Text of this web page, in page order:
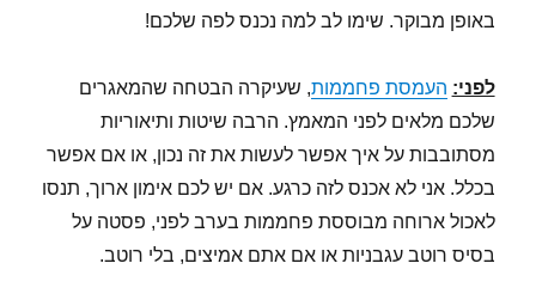
באופן מבוקר. שימו לב למה נכנס לפה שלכם!
לפני: העמסת פחממות, שעיקרה הבטחה שהמאגרים
שלכם מלאים לפני המאמץ. הרבה שיטות ותיאוריות
מסתובבות על איך אפשר לעשות את זה נכון, או אם אפשר
בכלל. אני לא אכנס לזה כרגע. אם יש לכם אימון ארוך, תנסו
לאכול ארוחה מבוססת פחממות בערב לפני, פסטה על
בסיס רוטב עגבניות או אם אתם אמיצים, בלי רוטב.